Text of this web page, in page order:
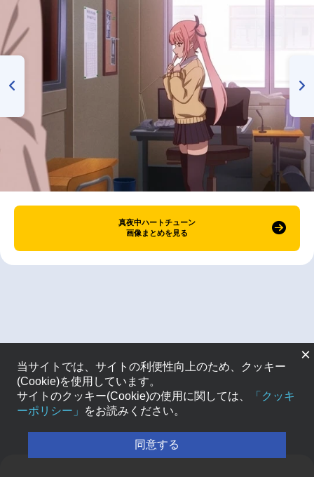
真夜中ハートチューン
画像まとめを見る
×
当サイトでは、サイトの利便性向上のため、クッキー
(Cookie)を使用しています。
サイトのクッキー(Cookie)の使用に関しては、
「クッキ
ーポリシー」
をお読みください。
同意する